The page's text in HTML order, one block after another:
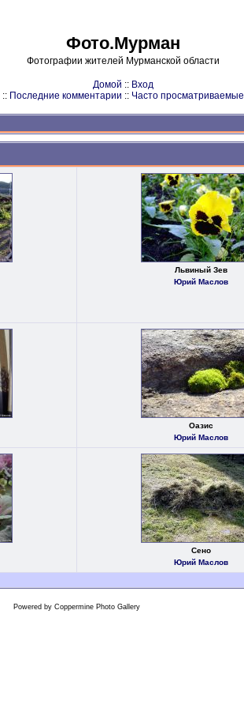
Фото.Мурман
Фотографии жителей Мурманской области
Домой :: Вход
:: Последние комментарии :: Часто просматриваемые
Львиный Зев
Юрий Маслов
Оазис
Юрий Маслов
Сено
Юрий Маслов
Powered by Coppermine Photo Gallery